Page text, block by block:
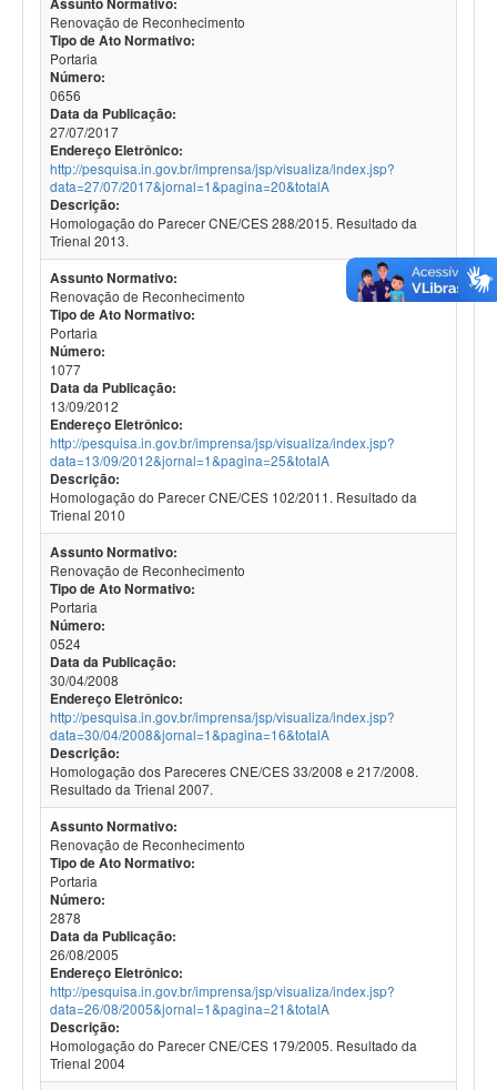
Assunto Normativo:
Renovação de Reconhecimento
Tipo de Ato Normativo:
Portaria
Número:
0656
Data da Publicação:
27/07/2017
Endereço Eletrônico:
http://pesquisa.in.gov.br/imprensa/jsp/visualiza/index.jsp?
data=27/07/2017&jornal=1&pagina=20&totalA
Descrição:
Homologação do Parecer CNE/CES 288/2015. Resultado da
Trienal 2013.
Assunto Normativo:
Renovação de Reconhecimento
Tipo de Ato Normativo:
Portaria
Número:
1077
Data da Publicação:
13/09/2012
Endereço Eletrônico:
http://pesquisa.in.gov.br/imprensa/jsp/visualiza/index.jsp?
data=13/09/2012&jornal=1&pagina=25&totalA
Descrição:
Homologação do Parecer CNE/CES 102/2011. Resultado da
Trienal 2010
Assunto Normativo:
Renovação de Reconhecimento
Tipo de Ato Normativo:
Portaria
Número:
0524
Data da Publicação:
30/04/2008
Endereço Eletrônico:
http://pesquisa.in.gov.br/imprensa/jsp/visualiza/index.jsp?
data=30/04/2008&jornal=1&pagina=16&totalA
Descrição:
Homologação dos Pareceres CNE/CES 33/2008 e 217/2008.
Resultado da Trienal 2007.
Assunto Normativo:
Renovação de Reconhecimento
Tipo de Ato Normativo:
Portaria
Número:
2878
Data da Publicação:
26/08/2005
Endereço Eletrônico:
http://pesquisa.in.gov.br/imprensa/jsp/visualiza/index.jsp?
data=26/08/2005&jornal=1&pagina=21&totalA
Descrição:
Homologação do Parecer CNE/CES 179/2005. Resultado da
Trienal 2004